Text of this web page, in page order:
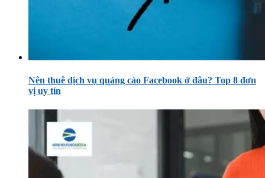
Nên thuê dịch vụ quảng cáo Facebook ở đâu? Top 8 đơn
vị uy tín